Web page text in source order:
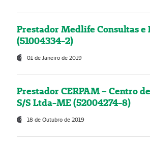
Prestador Medlife Consultas e
(51004334-2)
01 de Janeiro de 2019
Prestador CERPAM – Centro
S/S Ltda-ME (52004274-8)
18 de Outubro de 2019